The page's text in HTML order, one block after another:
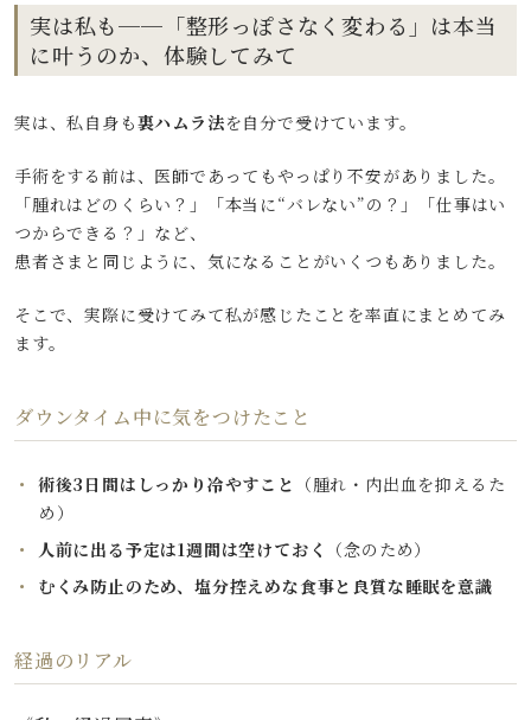
実は私も──「整形っぽさなく変わる」は本当
に叶うのか、体験してみて
実は、私自身も裏ハムラ法を自分で受けています。
手術をする前は、医師であってもやっぱり不安がありました。
「腫れはどのくらい？」「本当に“バレない”の？」「仕事はい
つからできる？」など、
患者さまと同じように、気になることがいくつもありました。
そこで、実際に受けてみて私が感じたことを率直にまとめてみ
ます。
ダウンタイム中に気をつけたこと
術後3日間はしっかり冷やすこと （腫れ・内出血を抑えるた
め）
人前に出る予定は1週間は空けておく
（念のため）
むくみ防止のため、塩分控えめな食事と良質な睡眠を意識
経過のリアル